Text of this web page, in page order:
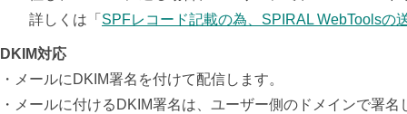
詳しくは「 SPFレコード記載の為、SPIRAL WebToolsの
DKIM対応
・メールにDKIM署名を付けて配信します。
・メールに付けるDKIM署名は、ユーザー側のドメインで署